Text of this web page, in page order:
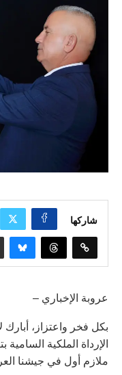
شاركها
عروبة الإخباري –
بكل فخر واعتزاز، أبارك
الإرداة الملكية السامية
ملازم أول في جيشنا